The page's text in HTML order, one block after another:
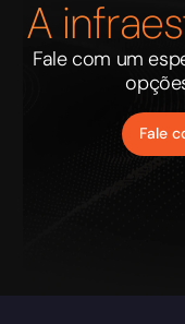
A
Fale com um
Fale